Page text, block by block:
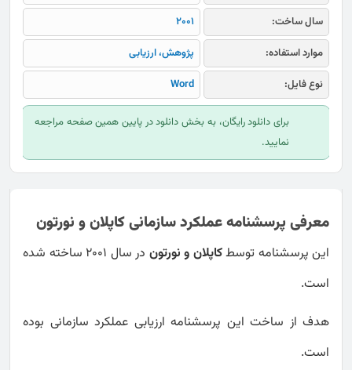
سال ساخت:
2001
موارد استفاده:
پژوهش، ارزیابی
نوع فایل:
Word
برای دانلود رایگان، به بخش دانلود در پایین همین صفحه مراجعه
نمایید.
معرفی پرسشنامه عملکرد سازمانی کاپلان و نورتون
این پرسشنامه توسطکاپلان و نورتون
در سال 2001 ساخته شده
است.
هدف از ساخت این پرسشنامه ارزیابی عملکرد سازمانی بوده
است.